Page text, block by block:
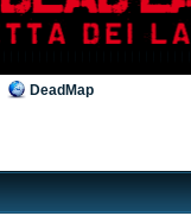
DeadMap